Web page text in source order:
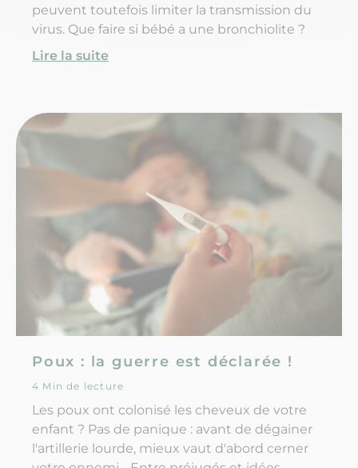
peuvent toutefois limiter la transmission du
virus. Que faire si bébé a une bronchiolite ?
Lire la suite
Poux : la guerre est déclarée !
4 Min de lecture
Les poux ont colonisé les cheveux de votre
enfant ? Pas de panique : avant de dégainer
l'artillerie lourde, mieux vaut d'abord cerner